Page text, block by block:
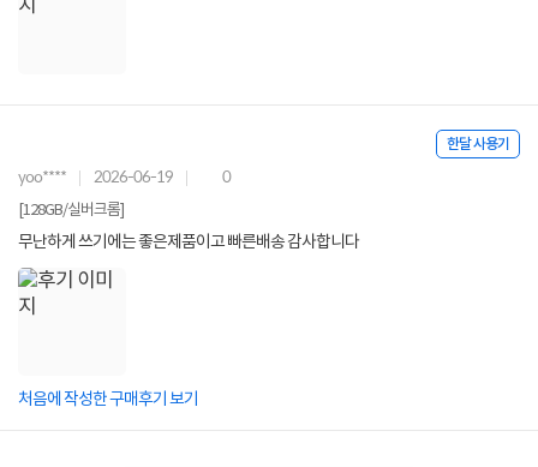
한달 사용기
yoo**** 2026-06-19 0
[128GB/실버크롬]
무난하게 쓰기에는 좋은제품이고 빠른배송 감사합니다
처음에 작성한 구매후기 보기